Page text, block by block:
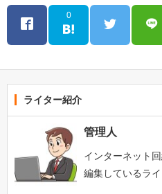
0
ライター紹介
管理人
インターネット
編集しているライ